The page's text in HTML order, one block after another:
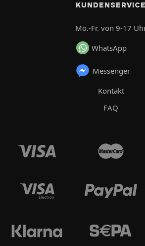
KUNDENSERVICE
Mo.-Fr. von 9-17
WhatsApp
Messenger
Kontakt
FAQ